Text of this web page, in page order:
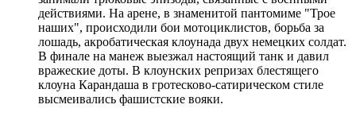
действиями. На арене, в знаменитой пантомиме "Трое
наших", происходили бои мотоциклистов, борьба за
лошадь, акробатическая клоунада двух немецких солдат.
В финале на манеж выезжал настоящий танк и давил
вражеские доты. В клоунских репризах блестящего
клоуна Карандаша в гротесково-сатирическом стиле
высмеивались фашистские вояки.